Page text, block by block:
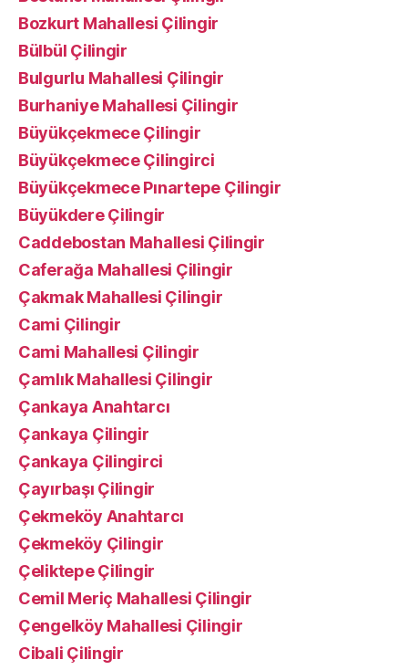
Bozkurt Mahallesi Çilingir
Bülbül Çilingir
Bulgurlu Mahallesi Çilingir
Burhaniye Mahallesi Çilingir
Büyükçekmece Çilingir
Büyükçekmece Çilingirci
Büyükçekmece Pınartepe Çilingir
Büyükdere Çilingir
Caddebostan Mahallesi Çilingir
Caferağa Mahallesi Çilingir
Çakmak Mahallesi Çilingir
Cami Çilingir
Cami Mahallesi Çilingir
Çamlık Mahallesi Çilingir
Çankaya Anahtarcı
Çankaya Çilingir
Çankaya Çilingirci
Çayırbaşı Çilingir
Çekmeköy Anahtarcı
Çekmeköy Çilingir
Çeliktepe Çilingir
Cemil Meriç Mahallesi Çilingir
Çengelköy Mahallesi Çilingir
Cibali Çilingir